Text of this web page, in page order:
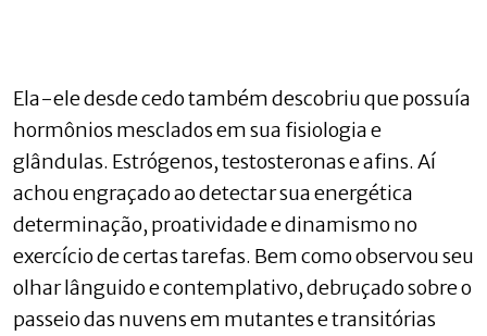
Ela-ele desde cedo também descobriu que possuía
hormônios mesclados em sua fisiologia e
glândulas. Estrógenos, testosteronas e afins. Aí
achou engraçado ao detectar sua energética
determinação, proatividade e dinamismo no
exercício de certas tarefas. Bem como observou seu
olhar lânguido e contemplativo, debruçado sobre o
passeio das nuvens em mutantes e transitórias